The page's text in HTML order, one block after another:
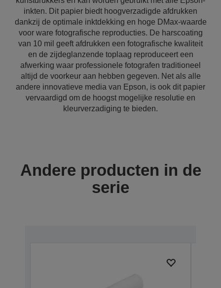
inkten. Dit papier biedt hoogverzadigde afdrukken
dankzij de optimale inktdekking en hoge DMax-waarde
voor ware fotografische reproducties. De harscoating
van 10 mil geeft afdrukken een fotografische kwaliteit
en de zijdeglanzende toplaag reproduceert een
afwerking waar professionele fotografen traditioneel
altijd de voorkeur aan hebben gegeven. Net als alle
andere innovatieve media van Epson, is ook dit papier
vervaardigd om de hoogst mogelijke resolutie en
kleurverzadiging te bieden.
Andere producten in de
serie